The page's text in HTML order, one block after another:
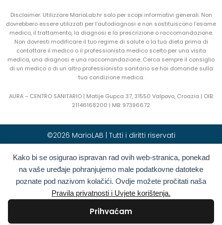
Kako bi se osigurao ispravan rad ovih web-stranica, ponekad
na vaše uređaje pohranjujemo male podatkovne datoteke
poznate pod nazivom kolačići. Ovdje možete pročitati naša
Pravila privatnosti i Uvjete korištenja.
Prihvaćam
Disclaimer: Utilizzare MarioLab.hr solo per scopi informativi generali. Non
dovrebbero essere utilizzati per l’autodiagnosi e non sostituiscono l’esame
medico, il trattamento, la diagnosi e la prescrizione o raccomandazione.
Non dovresti modificare il tuo regime di salute o la tua dieta prima di
contattare il medico o il professionista medico scelto per una visita
medica, una diagnosi e una raccomandazione. Cerca sempre il consiglio
di un medico o di un altro professionista sanitario se hai domande sulla
tua condizione medica.
AURA – CENTRO SANITARIO | Matije Gupca 37, 31550 Valpovo, Croazia | OIB:
21146168200 | MB: 97396672
©2026 MarioLAB | Tutti i diritti riservati
Hrvatski(Croato) English(Inglese)
Deutsch(Tedesco) Polski(Polacco)
Română(Rumeno )
Italiano
Български(Bulgaro) Français(Francese)
Greco) Slovenčina